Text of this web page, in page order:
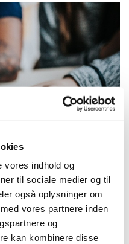
vores indhold og
til sociale medier og til
også oplysninger om
vores partnere inden
og
kan kombinere disse
kl. 09:00 - 14:00
København K